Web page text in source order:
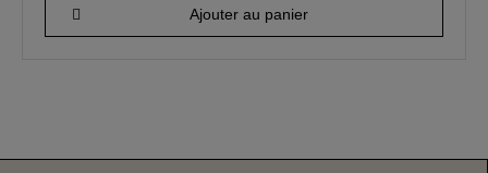
Ajouter au panier